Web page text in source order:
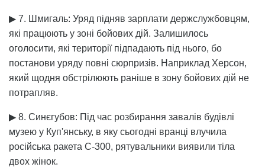
▶ 7. Шмигаль: Уряд підняв зарплати держслужбовцям,
які працюють у зоні бойових дій. Залишилось
оголосити, які території підпадають під нього, бо
постанови уряду повні сюрпризів. Наприклад Херсон,
який щодня обстрілюють раніше в зону бойових дій не
потрапляв.
▶ 8. Синєгубов: Під час розбирання завалів будівлі
музею у Куп'янську, в яку сьогодні вранці влучила
російська ракета С-300, рятувальники виявили тіла
двох жінок.